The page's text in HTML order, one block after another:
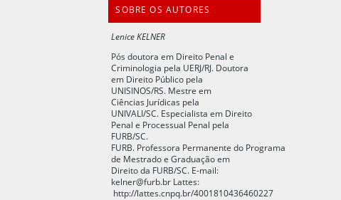
SOBRE OS AUTORES
Lenice KELNER
Pós doutora em Direito Penal e
Criminologia pela UERJ/RJ. Doutora
em Direito Público pela
UNISINOS/RS. Mestre em
Ciências Jurídicas pela
UNIVALI/SC. Especialista em Direito
Penal e Processual Penal pela
FURB/SC.
FURB. Professora Permanente do Programa
de Mestrado e Graduação em
Direito da FURB/SC. E-mail:
kelner@furb.br Lattes:
http://lattes.cnpq.br/4001810436460227